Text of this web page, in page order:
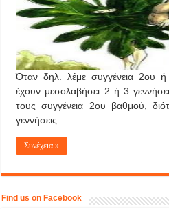
Όταν δηλ. λέμε συγγένεια 2ου
έχουν μεσολαβήσει 2 ή 3
τους συγγένεια 2ου βαθμού,
γεννήσεις.
Συνέχεια »
Find us on Facebook